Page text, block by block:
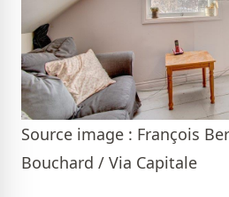
Source image : François
Bouchard / Via Capitale